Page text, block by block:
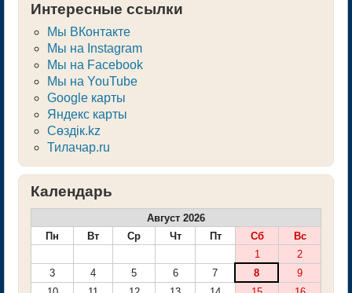
Интересные ссылки
Мы ВКонтакте
Мы на Instagram
Мы на Facebook
Мы на YouTube
Google карты
Яндекс карты
Сөздік.kz
Тилачар.ru
Календарь
Август 2026
Пн
Вт Ср Чт Пт Сб
Вс
1
2
3
4 5 6 7 8
9